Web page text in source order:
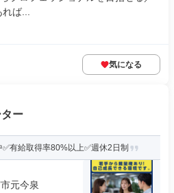
ば...
気になる
ー
有給取得率80%以上✅週休2日制
元今泉